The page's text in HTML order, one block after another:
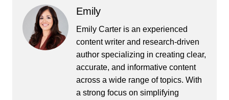
Emily
Emily Carter is an experienced
content writer and research-driven
author specializing in creating clear,
accurate, and informative content
across a wide range of topics. With
a strong focus on simplifying